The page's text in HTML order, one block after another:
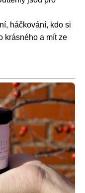
háčkování, kdo si
krásného a mít ze